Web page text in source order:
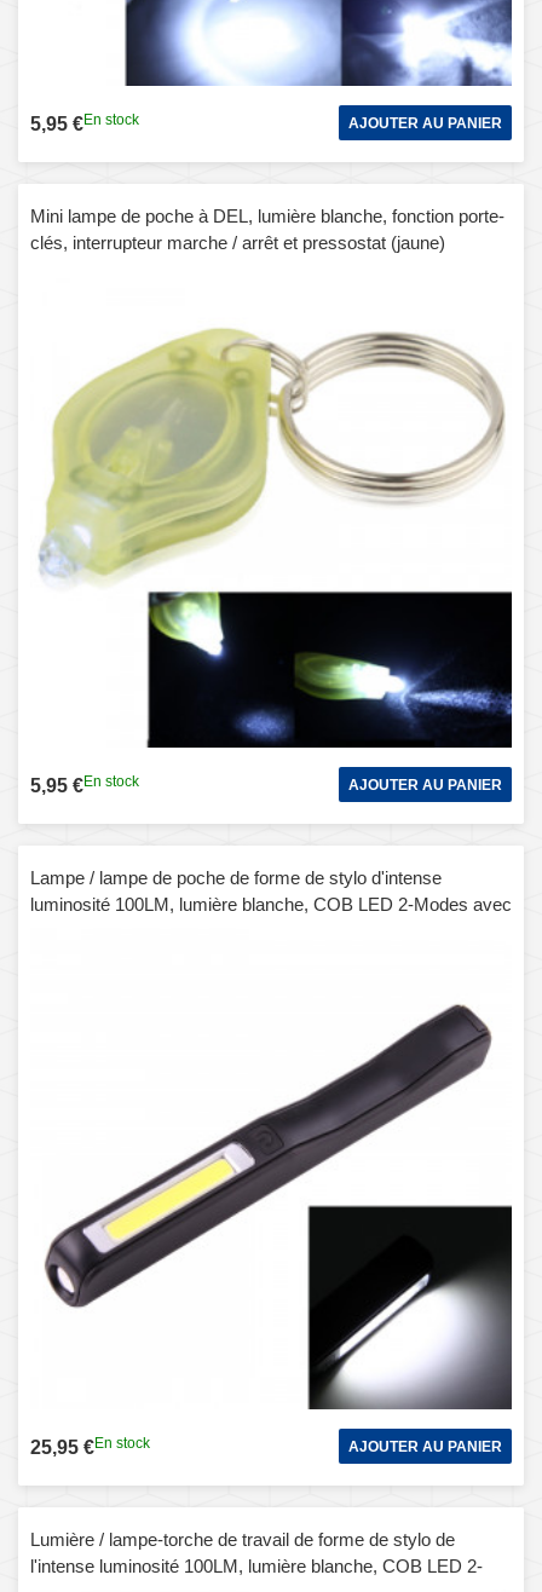
5,95 €En stock AJOUTER AU PANIER
Mini lampe de poche à DEL, lumière blanche, fonction porte-
clés, interrupteur marche / arrêt et pressostat (jaune)
5,95 €En stock AJOUTER AU PANIER
Lampe / lampe de poche de forme de stylo d'intense
luminosité 100LM, lumière blanche, COB LED 2-Modes avec
25,95 €En stock AJOUTER AU PANIER
Lumière / lampe-torche de travail de forme de stylo de
l'intense luminosité 100LM, lumière blanche, COB LED 2-